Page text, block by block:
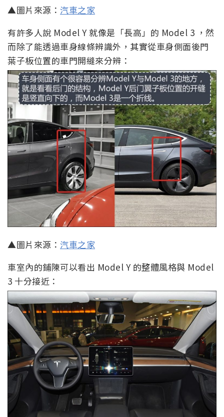
▲圖片來源： 汽車之家
有許多人說 Model Y 就像是「長高」的 Model 3 ，然
而除了能透過車身線條辨識外，其實從車身側面後門
葉子板位置的車門開縫來分辨：
▲圖片來源： 汽車之家
車室內的鋪陳可以看出 Model Y 的整體風格與 Model
3 十分接近：